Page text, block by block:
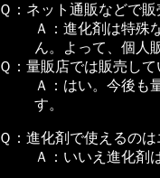
Ｑ：ネット通販などで
Ａ：進化剤は特殊
ん。よって、個人
Ｑ：量販店では販売し
Ａ：はい。今後も
す。
Ｑ：進化剤で使えるの
Ａ：いいえ進化剤